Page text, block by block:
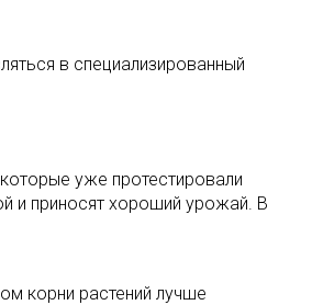
в специализированный
уже протестировали
и приносят хороший урожай. В
корни растений лучше